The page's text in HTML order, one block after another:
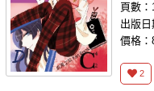
頁數：
出版日
價格：
2